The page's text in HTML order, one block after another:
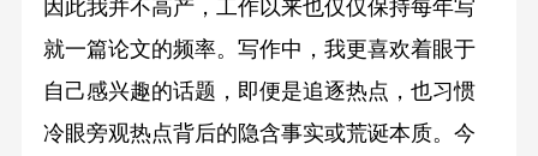
因此我并不高产，工作以来也仅仅保持每年写
就一篇论文的频率。写作中，我更喜欢着眼于
自己感兴趣的话题，即便是追逐热点，也习惯
冷眼旁观热点背后的隐含事实或荒诞本质。今